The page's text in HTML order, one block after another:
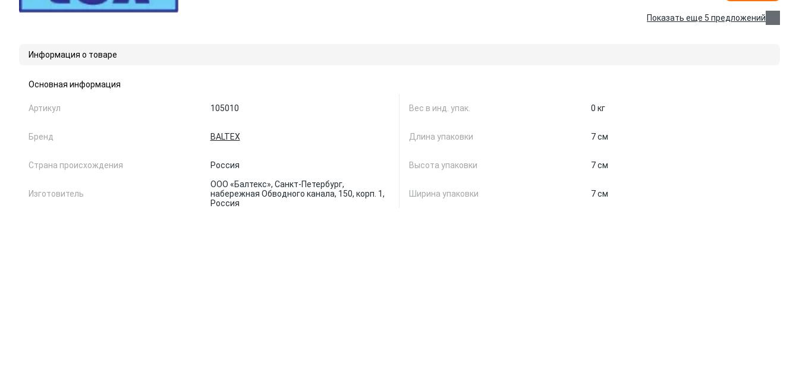
Показать еще 5 предложений
Информация о товаре
Основная информация
Артикул 105010
Бренд BALTEX
Страна происхождения Россия
Изготовитель
ООО «Балтекс», Санкт-Петербург,
набережная Обводного канала, 150, корп. 1,
Россия
Вес в инд. упак. 0 кг
Длина упаковки 7 см
Высота упаковки 7 см
Ширина упаковки 7 см